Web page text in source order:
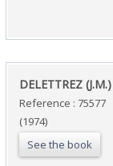
‎DELETTREZ (J.M.)‎
Reference : 75577
(1974)
See the book